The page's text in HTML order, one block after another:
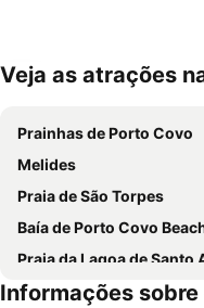
Ampliar mapa
Veja as atrações
Prainhas de Porto Covo
Melides
Praia de São Torpes
Baía de Porto Covo
Praia da Lagoa de Santo
Praia da Zambujeira do
Informações